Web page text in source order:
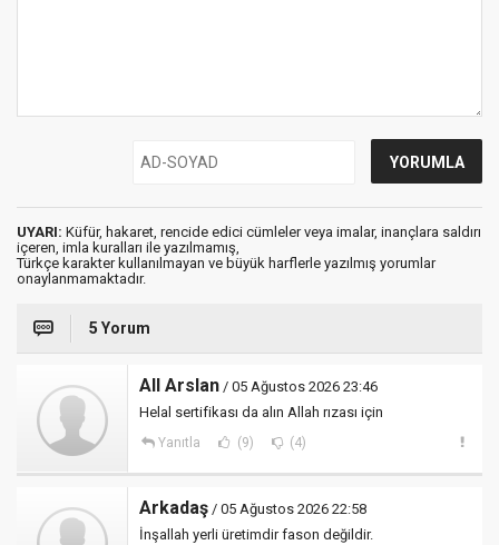
UYARI: Küfür, hakaret, rencide edici cümleler veya imalar, inançlara saldırı
içeren, imla kuralları ile yazılmamış,
Türkçe karakter kullanılmayan ve büyük harflerle yazılmış yorumlar
onaylanmamaktadır.
5 Yorum
All Arslan / 05 Ağustos 2026 23:46
Helal sertifikası da alın Allah rızası için
Yanıtla (9) (4)
Arkadaş / 05 Ağustos 2026 22:58
İnşallah yerli üretimdir fason değildir.